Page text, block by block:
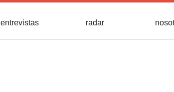
entrevistas radar